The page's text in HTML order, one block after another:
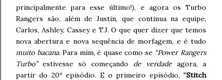
principalmente para esse último!), e agora os Turbo
Rangers são, além de Justin, que continua na equipe,
Carlos, Ashley, Cassey e T.J. O que quer dizer que temos
nova abertura e nova sequência de morfagem, e é tudo
muito bacana. Para mim, é quase como se “Power Rangers
Turbo”estivesse só começando de verdade agora, a
partir do 20º episódio. E o primeiro episódio, “Stitch